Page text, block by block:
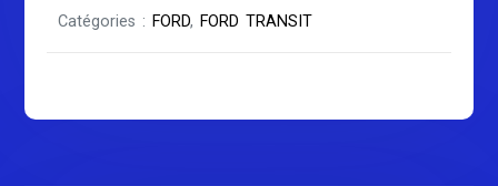
Catégories : FORD, FORD TRANSIT